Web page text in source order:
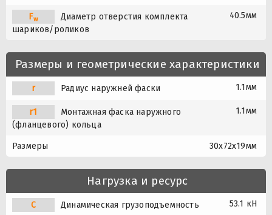
Fw
Диаметр отверстия комплекта
шариков/роликов
40.5мм
Размеры и геометрические характеристики
r Радиус наружней фаски 1.1мм
r1
Монтажная фаска наружного
(фланцевого) кольца
1.1мм
Размеры 30x72x19мм
Нагрузка и ресурс
C Динамическая грузоподъемность 53.1 кН